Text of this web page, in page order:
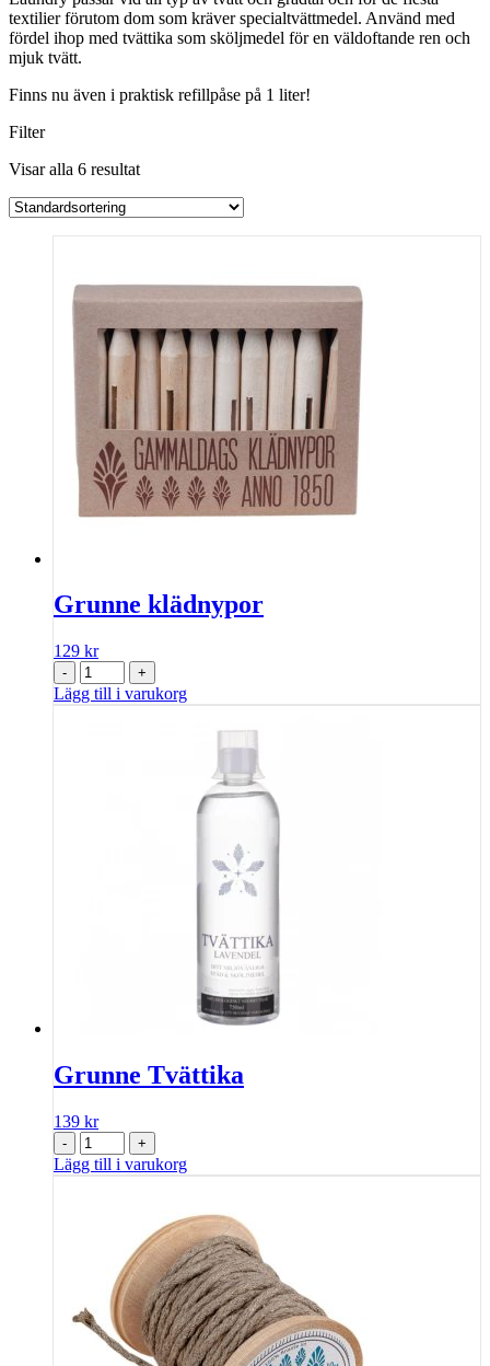
textilier förutom dom som kräver specialtvättmedel. Använd med
fördel ihop med tvättika som sköljmedel för en väldoftande ren och
mjuk tvätt.
Finns nu även i praktisk refillpåse på 1 liter!
Filter
Visar alla 6 resultat
Grunne klädnypor
129 kr
- +
Lägg till i varukorg
Grunne Tvättika
139 kr
- +
Lägg till i varukorg